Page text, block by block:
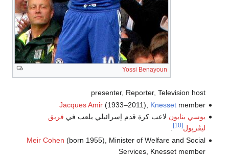
Jacques Amir
يلعب فيفريق
Meir Cohen(born 1955),